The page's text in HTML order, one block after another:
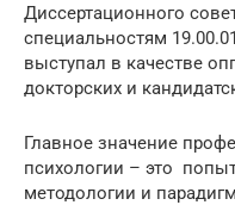
Диссертационного
специальностям
выступал в качестве
докторских и
Главное значение
психологии – это
методологии и